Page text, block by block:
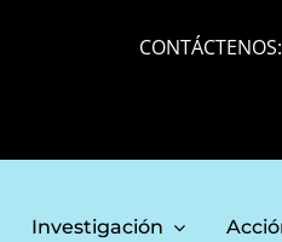
Investigación